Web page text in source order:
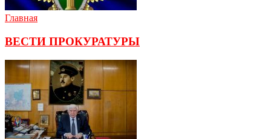
Главная
ВЕСТИ ПРОКУРАТУРЫ